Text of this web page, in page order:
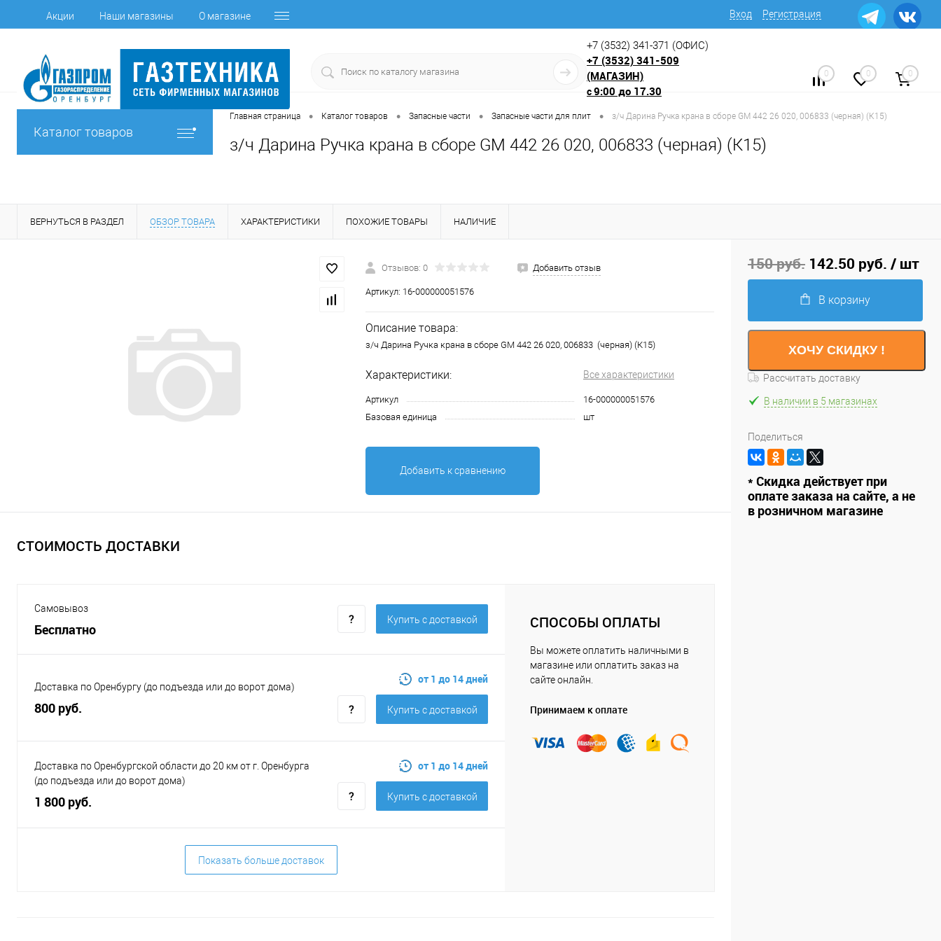
Акции Наши магазины О магазине Вход Регистрация
+7 (3532) 341-371 (ОФИС)
+7 (3532) 341-509
(МАГАЗИН)
с9:00 до 17.30
0 0 0
Каталог товаров
Главная страница • Каталог товаров • Запасные части • Запасные части для плит • з/ч Дарина Ручка крана в сборе GM 442 26 020, 006833 (черная) (К15)
з/ч Дарина Ручка крана в сборе GM 442 26 020, 006833 (черная) (К15)
ВЕРНУТЬСЯ В РАЗДЕЛ ОБЗОР ТОВАРА ХАРАКТЕРИСТИКИ ПОХОЖИЕ ТОВАРЫ НАЛИЧИЕ
Отзывов: 0 Добавить отзыв
Артикул: 16-000000051576
Описание товара:
з/ч Дарина Ручка крана в сборе GM 442 26 020, 006833 (черная) (К15)
Характеристики: Все характеристики
Артикул
16-000000051576
Базовая единица
шт
Добавить к сравнению
СТОИМОСТЬ ДОСТАВКИ
Самовывоз
Бесплатно
Купить c доставкой
Доставка по Оренбургу (до подъезда или до ворот дома)
800 руб.
от 1 до 14 дней
Купить c доставкой
Доставка по Оренбургской области до 20 км от г. Оренбурга
(до подъезда или до ворот дома)
1 800 руб.
от 1 до 14 дней
Купить c доставкой
Показать больше доставок
СПОСОБЫ ОПЛАТЫ
Вы можете оплатить наличными в
магазине или оплатить заказ на
сайте онлайн.
Принимаем к оплате
150 руб. 142.50 руб. / шт
В корзину
ХОЧУ СКИДКУ !
Рассчитать доставку
В наличии в 5 магазинах
Поделиться
* Скидка действует при
оплате заказа на сайте, а не
в розничном магазине